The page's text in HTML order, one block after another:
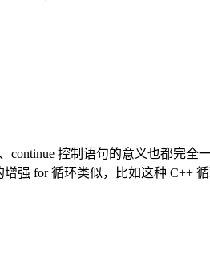
continue 控制语句的意义也都完全
强 for 循环类似，比如这种 C++ 循